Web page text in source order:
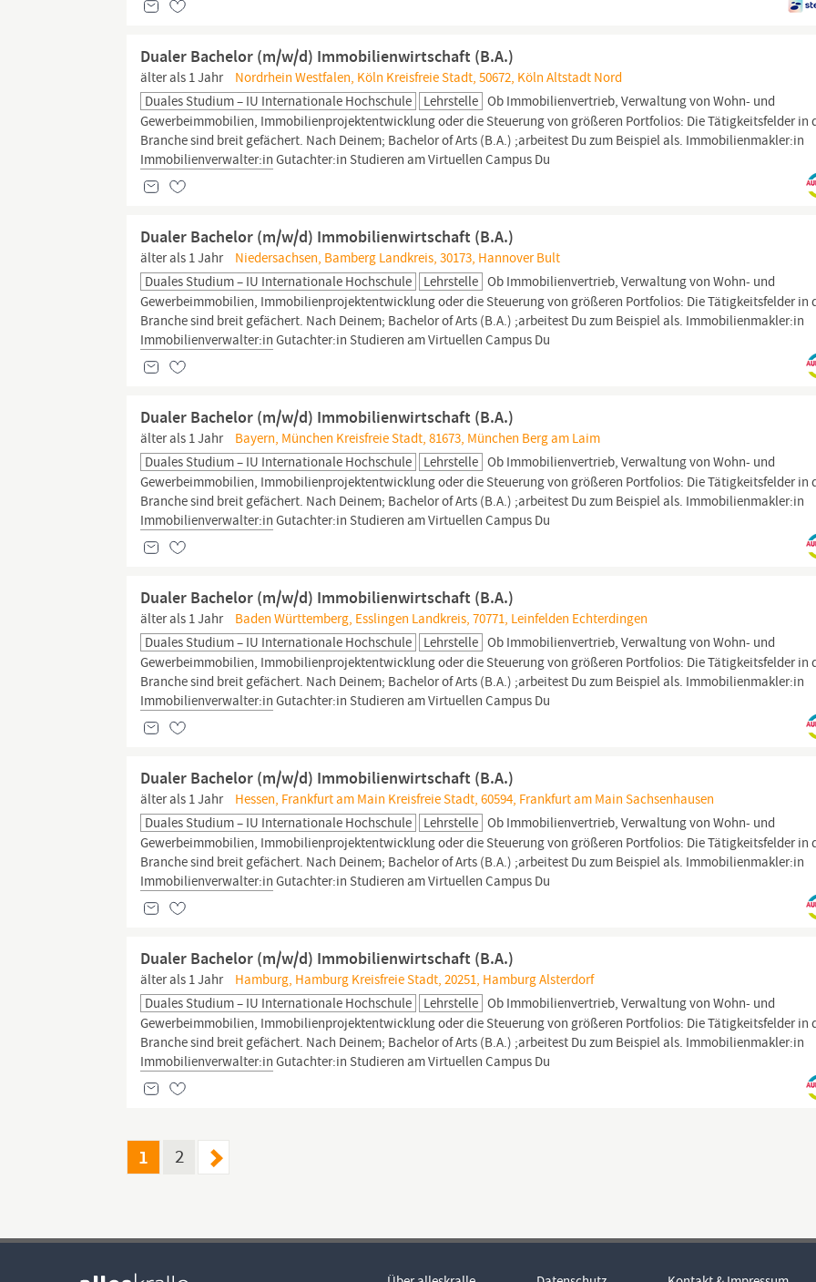
Dualer Bachelor (m/w/d) Immobilienwirtschaft (B.A.)
älter als 1 Jahr
Nordrhein Westfalen, Köln Kreisfreie Stadt, 50672, Köln Altstadt Nord
Duales Studium – IU Internationale Hochschule
Lehrstelle Ob Immobilienvertrieb, Verwaltung von Wohn- und
Gewerbeimmobilien, Immobilienprojektentwicklung oder die Steuerung von größeren Portfolios: Die Tätigkeitsfelder in
Branche sind breit gefächert. Nach Deinem; Bachelor of Arts (B.A.) ;arbeitest Du zum Beispiel als. Immobilienmakler:in
Immobilienverwalter:in Gutachter:in Studieren am Virtuellen Campus Du
Dualer Bachelor (m/w/d) Immobilienwirtschaft (B.A.)
älter als 1 Jahr
Niedersachsen, Bamberg Landkreis, 30173, Hannover Bult
Duales Studium – IU Internationale Hochschule
Lehrstelle Ob Immobilienvertrieb, Verwaltung von Wohn- und
Gewerbeimmobilien, Immobilienprojektentwicklung oder die Steuerung von größeren Portfolios: Die Tätigkeitsfelder in
Branche sind breit gefächert. Nach Deinem; Bachelor of Arts (B.A.) ;arbeitest Du zum Beispiel als. Immobilienmakler:in
Immobilienverwalter:in Gutachter:in Studieren am Virtuellen Campus Du
Dualer Bachelor (m/w/d) Immobilienwirtschaft (B.A.)
älter als 1 Jahr
Bayern, München Kreisfreie Stadt, 81673, München Berg am Laim
Duales Studium – IU Internationale Hochschule
Lehrstelle Ob Immobilienvertrieb, Verwaltung von Wohn- und
Gewerbeimmobilien, Immobilienprojektentwicklung oder die Steuerung von größeren Portfolios: Die Tätigkeitsfelder in
Branche sind breit gefächert. Nach Deinem; Bachelor of Arts (B.A.) ;arbeitest Du zum Beispiel als. Immobilienmakler:in
Immobilienverwalter:in Gutachter:in Studieren am Virtuellen Campus Du
Dualer Bachelor (m/w/d) Immobilienwirtschaft (B.A.)
älter als 1 Jahr
Baden Württemberg, Esslingen Landkreis, 70771, Leinfelden Echterdingen
Duales Studium – IU Internationale Hochschule
Lehrstelle Ob Immobilienvertrieb, Verwaltung von Wohn- und
Gewerbeimmobilien, Immobilienprojektentwicklung oder die Steuerung von größeren Portfolios: Die Tätigkeitsfelder in
Branche sind breit gefächert. Nach Deinem; Bachelor of Arts (B.A.) ;arbeitest Du zum Beispiel als. Immobilienmakler:in
Immobilienverwalter:in Gutachter:in Studieren am Virtuellen Campus Du
Dualer Bachelor (m/w/d) Immobilienwirtschaft (B.A.)
älter als 1 Jahr
Hessen, Frankfurt am Main Kreisfreie Stadt, 60594, Frankfurt am Main Sachsenhausen
Duales Studium – IU Internationale Hochschule
Lehrstelle Ob Immobilienvertrieb, Verwaltung von Wohn- und
Gewerbeimmobilien, Immobilienprojektentwicklung oder die Steuerung von größeren Portfolios: Die Tätigkeitsfelder in
Branche sind breit gefächert. Nach Deinem; Bachelor of Arts (B.A.) ;arbeitest Du zum Beispiel als. Immobilienmakler:in
Immobilienverwalter:in Gutachter:in Studieren am Virtuellen Campus Du
Dualer Bachelor (m/w/d) Immobilienwirtschaft (B.A.)
älter als 1 Jahr
Hamburg, Hamburg Kreisfreie Stadt, 20251, Hamburg Alsterdorf
Duales Studium – IU Internationale Hochschule
Lehrstelle Ob Immobilienvertrieb, Verwaltung von Wohn- und
Gewerbeimmobilien, Immobilienprojektentwicklung oder die Steuerung von größeren Portfolios: Die Tätigkeitsfelder in
Branche sind breit gefächert. Nach Deinem; Bachelor of Arts (B.A.) ;arbeitest Du zum Beispiel als. Immobilienmakler:in
Immobilienverwalter:in Gutachter:in Studieren am Virtuellen Campus Du
1 2